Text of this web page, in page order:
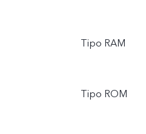
Tipo RAM
Tipo ROM